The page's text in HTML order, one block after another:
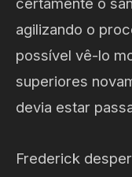
agilizando o
possível vê-lo
superiores
devia estar
Frederick